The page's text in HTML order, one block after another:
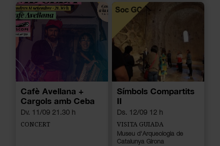
Cafè Avellana +
Cargols amb Ceba
Dv. 11/09 21.30 h
CONCERT
Símbols Compartits
II
Ds. 12/09 12 h
VISITA GUIADA
Museu d'Arqueologia de
Catalunya Girona